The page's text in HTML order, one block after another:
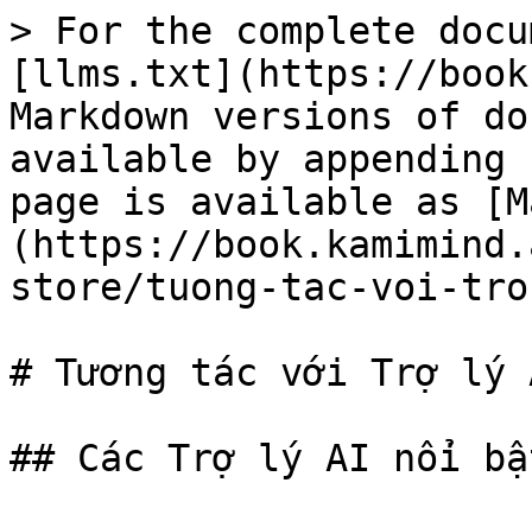
> For the complete
[llms.txt](https://
Markdown versions of
available by
page is available as
(https://
store/tuong-tac-voi-
# Tương tác với Trợ lý
## Các Trợ lý AI nổi